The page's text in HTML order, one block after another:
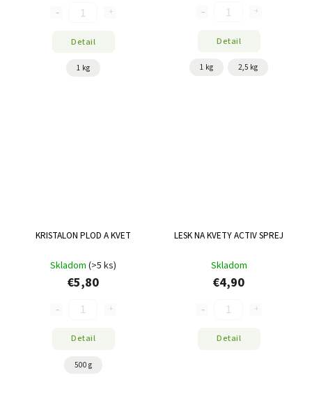
Detail
1 kg
Detail
1 kg 2,5 kg
KRISTALON PLOD A KVET
Skladom (>5 ks)
€5,80
Detail
500 g
LESK NA KVETY ACTIV SPREJ
Skladom
€4,90
Detail